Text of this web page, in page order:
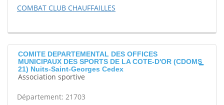
COMBAT CLUB CHAUFFAILLES
COMITE DEPARTEMENTAL DES OFFICES
MUNICIPAUX DES SPORTS DE LA COTE-D'OR (CDOMS
21) Nuits-Saint-Georges Cedex
Association sportive
Département: 21703